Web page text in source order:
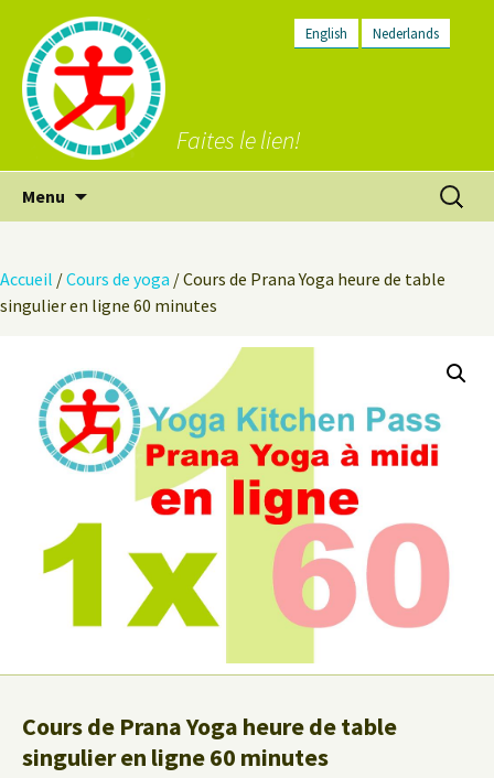
English Nederlands
Faites le lien!
Menu
Accueil /Cours de yoga / Cours de Prana Yoga heure de table
singulier en ligne 60 minutes
Cours de Prana Yoga heure de table
singulier en ligne 60 minutes